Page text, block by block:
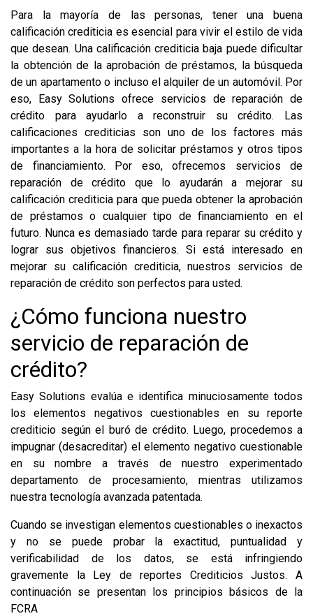
Para la mayoría de las personas, tener una buena
calificación crediticia es esencial para vivir el estilo de vida
que desean. Una calificación crediticia baja puede dificultar
la obtención de la aprobación de préstamos, la búsqueda
de un apartamento o incluso el alquiler de un automóvil. Por
eso, Easy Solutions ofrece servicios de reparación de
crédito para ayudarlo a reconstruir su crédito. Las
calificaciones crediticias son uno de los factores más
importantes a la hora de solicitar préstamos y otros tipos
de financiamiento. Por eso, ofrecemos servicios de
reparación de crédito que lo ayudarán a mejorar su
calificación crediticia para que pueda obtener la aprobación
de préstamos o cualquier tipo de financiamiento en el
futuro. Nunca es demasiado tarde para reparar su crédito y
lograr sus objetivos financieros. Si está interesado en
mejorar su calificación crediticia, nuestros servicios de
reparación de crédito son perfectos para usted.
¿Cómo funciona nuestro
servicio de reparación de
crédito?
Easy Solutions evalúa e identifica minuciosamente todos
los elementos negativos cuestionables en su reporte
crediticio según el buró de crédito. Luego, procedemos a
impugnar (desacreditar) el elemento negativo cuestionable
en su nombre a través de nuestro experimentado
departamento de procesamiento, mientras utilizamos
nuestra tecnología avanzada patentada.
Cuando se investigan elementos cuestionables o inexactos
y no se puede probar la exactitud, puntualidad y
verificabilidad de los datos, se está infringiendo
gravemente la Ley de reportes Crediticios Justos. A
continuación se presentan los principios básicos de la
FCRA